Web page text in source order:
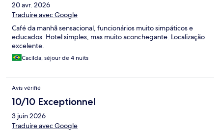
20 avr. 2026
Traduire avec Google
Café da manhã sensacional, funcionários muito simpáticos e
educados. Hotel simples, mas muito aconchegante. Localização
excelente.
Cacilda, séjour de 4 nuits
Avis vérifié
10/10 Exceptionnel
3 juin 2026
Traduire avec Google